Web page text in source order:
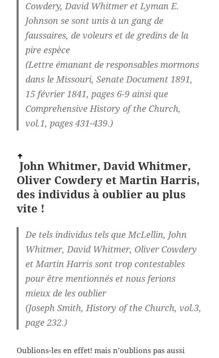
Cowdery, David Whitmer et Lyman E.
Johnson se sont unis à un gang de
faussaires, de voleurs et de gredins de la
pire espèce
(Lettre émanant de responsables mormons
dans le Missouri, Senate Document 1891,
15 février 1841, pages 6-9 ainsi que
Comprehensive History of the Church,
vol.1, pages 431-439.)
John Whitmer, David Whitmer,
Oliver Cowdery et Martin Harris,
des individus à oublier au plus
vite !
De tels individus tels que McLellin, John
Whitmer, David Whitmer, Oliver Cowdery
et Martin Harris sont trop contestables
pour être mentionnés et nous ferions
mieux de les oublier
(Joseph Smith, History of the Church, vol.3,
page 232.)
Oublions-les en effet! mais n’oublions pas aussi